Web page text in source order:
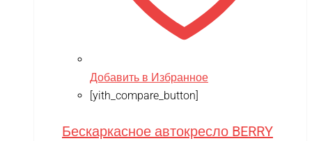
Добавить в Избранное
[yith_compare_button]
Бескаркасное автокресло BERRY